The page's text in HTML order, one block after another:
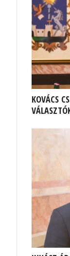
KOVÁCS